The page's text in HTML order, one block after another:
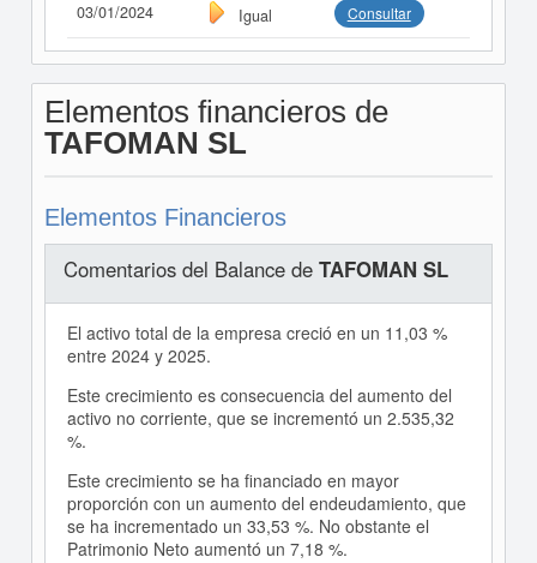
03/01/2024 Igual Consultar
Elementos financieros de
TAFOMAN SL
Elementos Financieros
Comentarios del Balance de TAFOMAN SL
El activo total de la empresa creció en un 11,03 %
entre 2024 y 2025.
Este crecimiento es consecuencia del aumento del
activo no corriente, que se incrementó un 2.535,32
%.
Este crecimiento se ha financiado en mayor
proporción con un aumento del endeudamiento, que
se ha incrementado un 33,53 %. No obstante el
Patrimonio Neto aumentó un 7,18 %.